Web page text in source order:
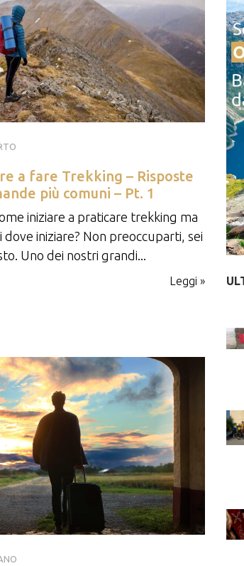
a fare Trekking – Risposte
più comuni – Pt. 1
iniziare a praticare trekking ma
dove iniziare? Non preoccuparti, sei
Uno dei nostri grandi...
Leggi »